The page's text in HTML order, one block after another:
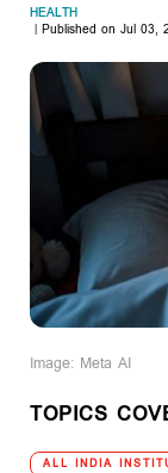
HEALTH
Published on Jul 03,
Image: Meta AI
TOPICS
ALL INDIA